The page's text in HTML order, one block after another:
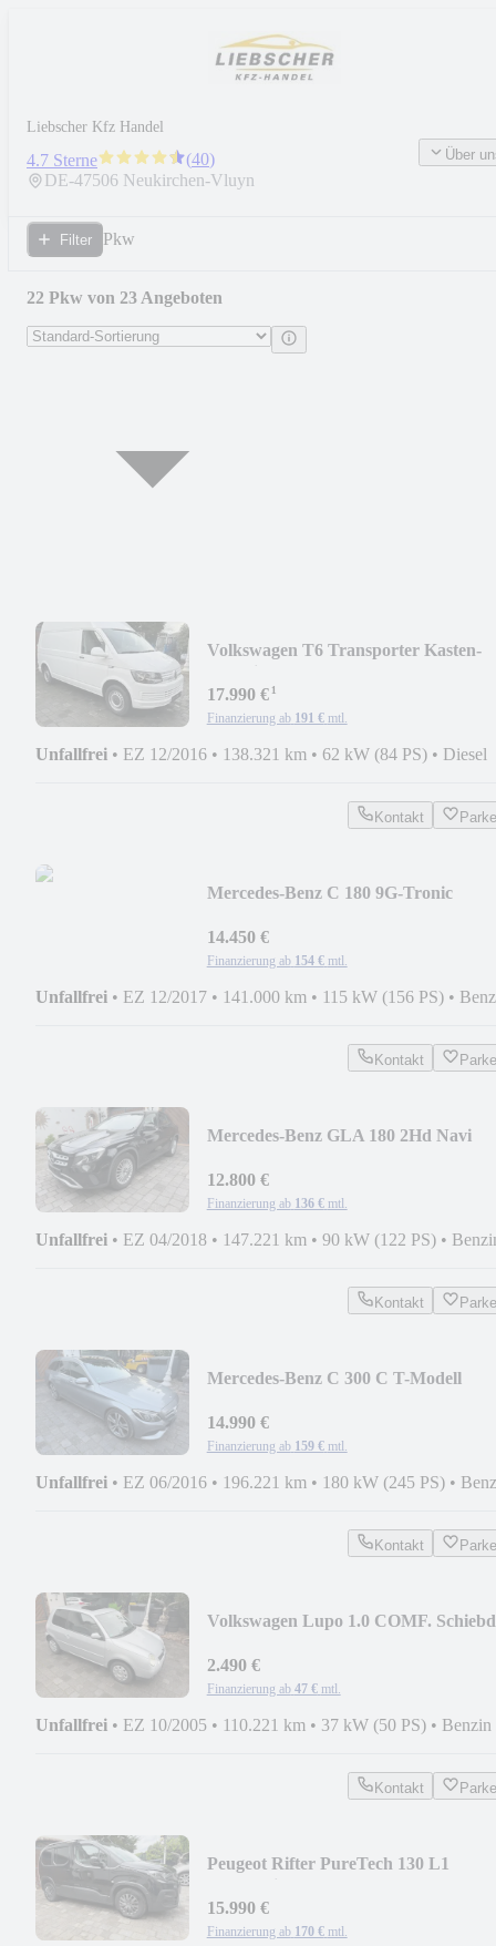
Liebscher Kfz Handel
4.7 Sterne (40)
DE-47506 Neukirchen-Vluyn
Über
Filter Pkw
22 Pkw von 23 Angeboten
Volkswagen T6 Transporter Kasten-
17.990 €¹
Finanzierung ab 191 € mtl.
Unfallfrei • EZ 12/2016 • 138.321 km • 62 kW (84 PS) • Diesel
Kontakt
Mercedes-Benz C 180 9G-Tronic
14.450 €
Finanzierung ab 154 € mtl.
Unfallfrei • EZ 12/2017 • 141.000 km • 115 kW (156 PS) •
Kontakt
Mercedes-Benz GLA 180 2Hd Navi
12.800 €
Finanzierung ab 136 € mtl.
Unfallfrei • EZ 04/2018 • 147.221 km • 90 kW (122 PS) •
Kontakt
Mercedes-Benz C 300 C T-Modell
14.990 €
Finanzierung ab 159 € mtl.
Unfallfrei • EZ 06/2016 • 196.221 km • 180 kW (245 PS) •
Kontakt
Volkswagen Lupo 1.0 COMF.
2.490 €
Finanzierung ab 47 € mtl.
Unfallfrei • EZ 10/2005 • 110.221 km • 37 kW (50 PS) • Benzin
Kontakt
Peugeot Rifter PureTech 130 L1
15.990 €
Finanzierung ab 170 € mtl.